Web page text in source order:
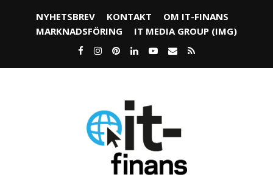
NYHETSBREV KONTAKT
OM IT-FINANS
MARKNADSFÖRING
IT MEDIA GROUP (IMG)